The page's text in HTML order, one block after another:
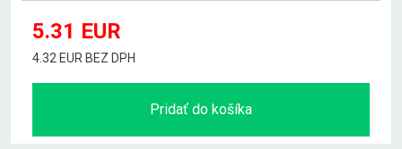
5.31 EUR
4.32 EUR BEZ DPH
Pridať do košíka